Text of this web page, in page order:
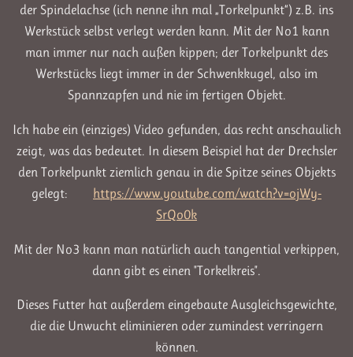
der Spindelachse (ich nenne ihn mal „Torkelpunkt“) z.B. ins
Werkstück selbst verlegt werden kann. Mit der No1 kann
man immer nur nach außen kippen; der Torkelpunkt des
Werkstücks liegt immer in der Schwenkkugel, also im
Spannzapfen und nie im fertigen Objekt.
Ich habe ein (einziges) Video gefunden, das recht anschaulich
zeigt, was das bedeutet. In diesem Beispiel hat der Drechsler
den Torkelpunkt ziemlich genau in die Spitze seines Objekts
gelegt: https://www.youtube.com/watch?v=ojWy-
SrQo0k
Mit der No3 kann man natürlich auch tangential verkippen,
dann gibt es einen "Torkelkreis".
Dieses Futter hat außerdem eingebaute Ausgleichsgewichte,
die die Unwucht eliminieren oder zumindest verringern
können.